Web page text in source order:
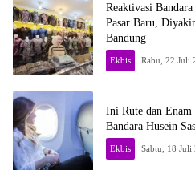
Reaktivasi
Pasar Baru,
Bandung
Ekbis Rabu, 22 Juli
Ini Rute dan Enam
Bandara Husein
Ekbis Sabtu, 18 Juli